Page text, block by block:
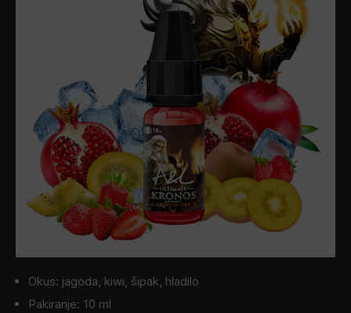
Okus: jagoda, kiwi, šipak, hladilo
Pakiranje: 10 ml